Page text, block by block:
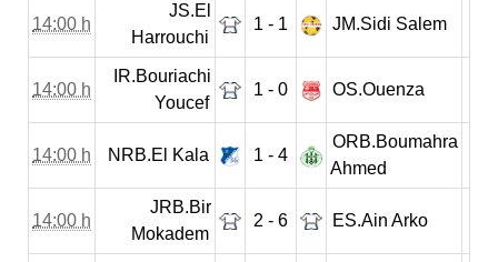
14:00 h
JS.El
Harrouchi
1 - 1 JM.Sidi Salem
14:00 h
IR.Bouriachi
Youcef
1 - 0 OS.Ouenza
14:00 h NRB.El Kala 1 - 4
ORB.Boumahra
Ahmed
14:00 h
JRB.Bir
Mokadem
2 - 6 ES.Ain Arko